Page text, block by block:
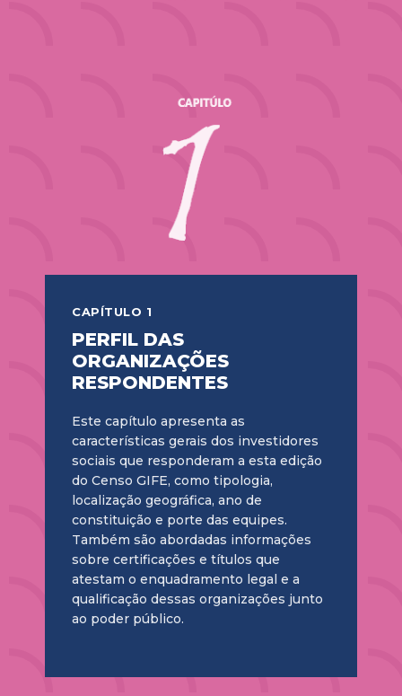
CAPÍTULO 1
PERFIL DAS
ORGANIZAÇÕES
RESPONDENTES
Este capítulo apresenta as
características gerais dos investidores
sociais que responderam a esta edição
do Censo GIFE, como tipologia,
localização geográfica, ano de
constituição e porte das equipes.
Também são abordadas informações
sobre certificações e títulos que
atestam o enquadramento legal e a
qualificação dessas organizações junto
ao poder público.